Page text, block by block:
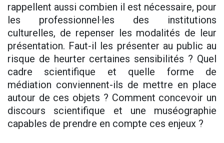
rappellent aussi combien il est nécessaire, pour
les professionnel·les des institutions
culturelles, de repenser les modalités de leur
présentation. Faut-il les présenter au public au
risque de heurter certaines sensibilités ? Quel
cadre scientifique et quelle forme de
médiation conviennent-ils de mettre en place
autour de ces objets ? Comment concevoir un
discours scientifique et une muséographie
capables de prendre en compte ces enjeux ?